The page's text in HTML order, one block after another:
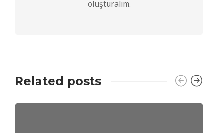
oluşturalım.
Related posts